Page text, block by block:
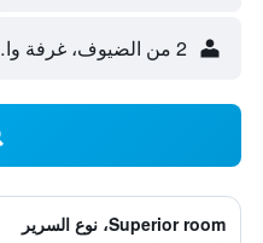
2 من الضيوف، غرفة واحدة
Superior room، نوع السرير